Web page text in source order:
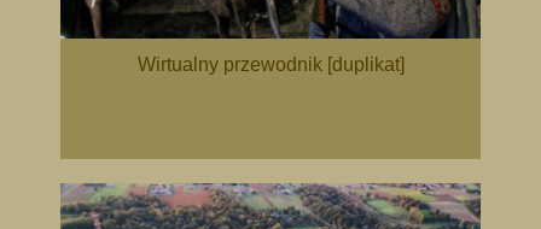
Wirtualny przewodnik [duplikat]